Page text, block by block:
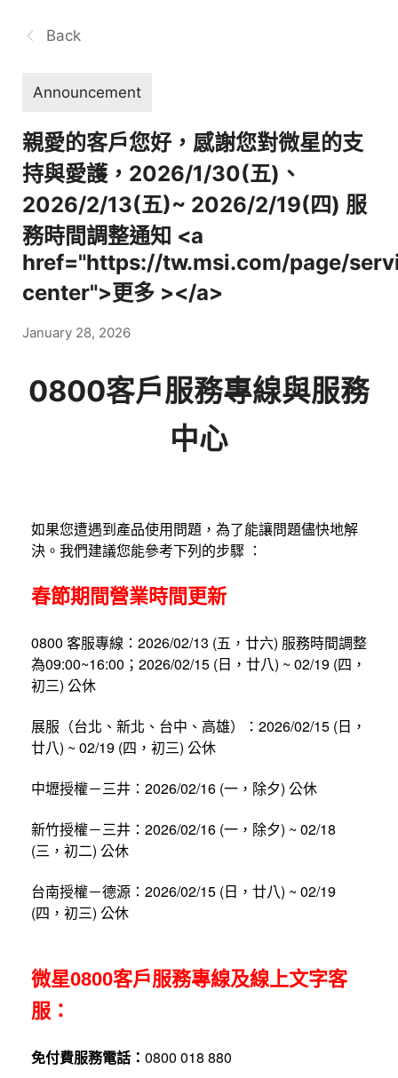
Back
Announcement
親愛的客戶您好，感謝您對微星的支
持與愛護，2026/1/30(五)、
2026/2/13(五)~ 2026/2/19(四) 服
務時間調整通知 <a
href="https://tw.msi.com/page/
center">更多 ></a>
January 28, 2026
0800客戶服務專線與服務
中心
如果您遭遇到產品使用問題，為了能讓問題儘快地解
決。我們建議您能參考下列的步驟 ：
春節期間營業時間更新
0800 客服專線：2026/02/13 (五，廿六) 服務時間調整
為09:00~16:00；2026/02/15 (日，廿八) ~ 02/19 (四，
初三) 公休
展服（台北、新北、台中、高雄）：2026/02/15 (日，
廿八) ~ 02/19 (四，初三) 公休
中壢授權－三井：2026/02/16 (一，除夕) 公休
新竹授權－三井：2026/02/16 (一，除夕) ~ 02/18
(三，初二) 公休
台南授權－德源：2026/02/15 (日，廿八) ~ 02/19
(四，初三) 公休
微星0800客戶服務專線及線上文字客
服：
免付費服務電話： 0800 018 880